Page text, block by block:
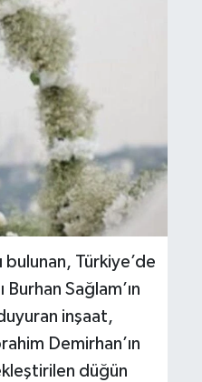
Türkiye’de
Sağlam’ın
inşaat,
Demirhan’ın
düğün